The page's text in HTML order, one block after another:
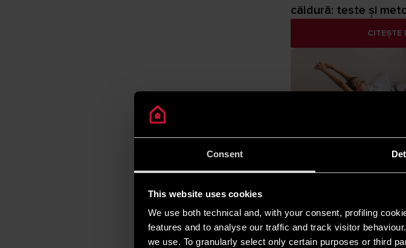
Consent
This website uses cookies
We use both technical and, with your consent, profiling
features and to analyse our traffic and track visitor
we use. To granularly select only certain purposes or third
căldură: teste și
CITEȘTE
CITEȘTE